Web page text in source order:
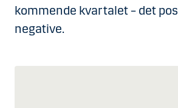
kommende kvartalet – det
negative.